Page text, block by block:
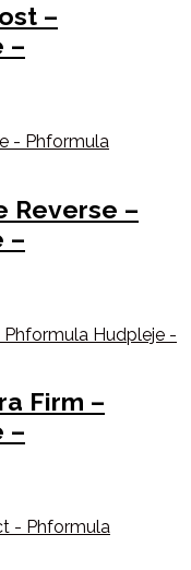
–
–
Reverse –
–
Firm –
–